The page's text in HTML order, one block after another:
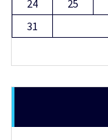
24 25
31